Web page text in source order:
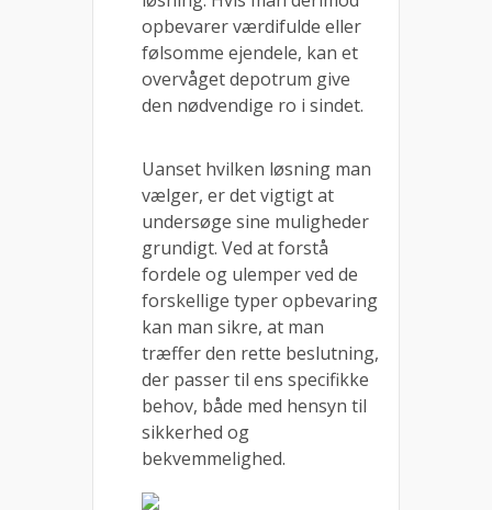
opbevarer værdifulde eller
følsomme ejendele, kan et
overvåget depotrum give
den nødvendige ro i sindet.
Uanset hvilken løsning man
vælger, er det vigtigt at
undersøge sine muligheder
grundigt. Ved at forstå
fordele og ulemper ved de
forskellige typer opbevaring
kan man sikre, at man
træffer den rette beslutning,
der passer til ens specifikke
behov, både med hensyn til
sikkerhed og
bekvemmelighed.